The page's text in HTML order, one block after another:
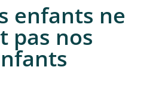
enfants ne
pas nos